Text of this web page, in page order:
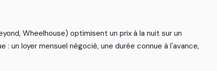
yond, Wheelhouse) optimisent un prix à la nuit sur un
e : un loyer mensuel négocié, une durée connue à l'avance,